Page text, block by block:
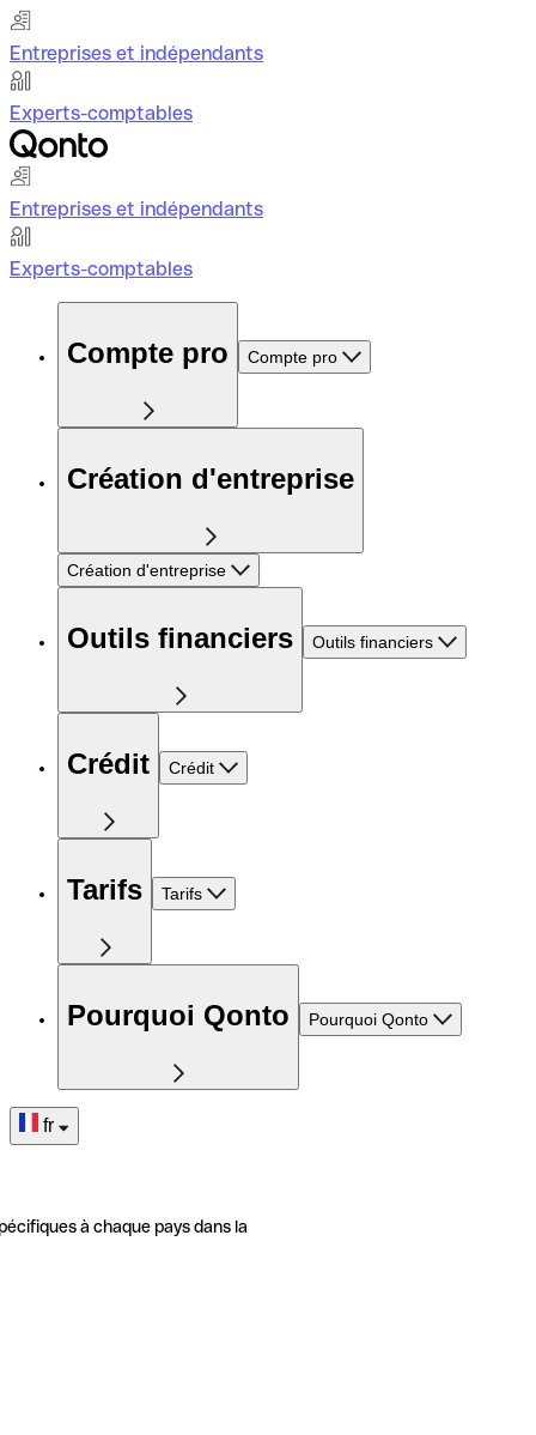
Entreprises et indépendants
Experts-comptables
Entreprises et indépendants
Experts-comptables
Compte pro Compte pro
Création d'entreprise
Création d'entreprise
Outils financiers Outils financiers
Crédit Crédit
Tarifs Tarifs
Pourquoi Qonto Pourquoi Qonto
fr
à chaque pays dans la